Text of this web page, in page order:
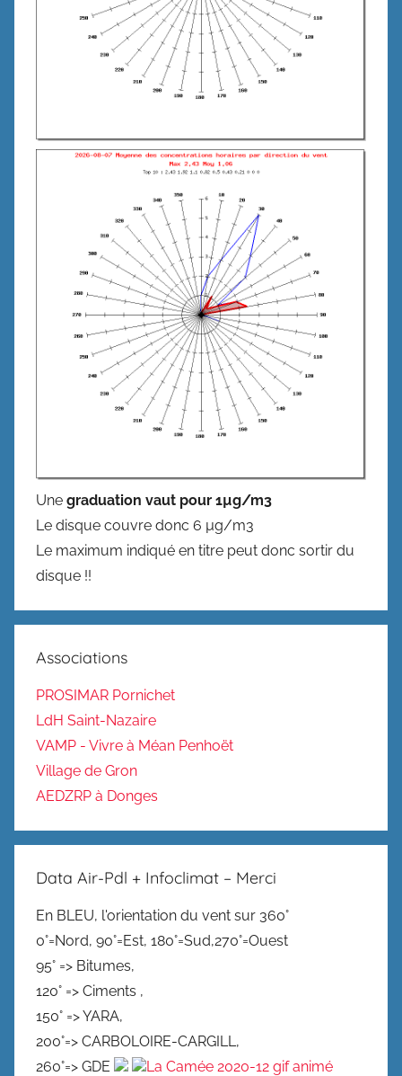
Une graduation vaut pour 1µg/m3
Le disque couvre donc 6 µg/m3
Le maximum indiqué en titre peut donc sortir du
disque !!
Associations
PROSIMAR Pornichet
LdH Saint-Nazaire
VAMP - Vivre à Méan Penhoët
Village de Gron
AEDZRP à Donges
Data Air-Pdl + Infoclimat – Merci
En BLEU, l'orientation du vent sur 360°
0°=Nord, 90°=Est, 180°=Sud,270°=Ouest
95° => Bitumes,
120° => Ciments ,
150° => YARA,
200°=> CARBOLOIRE-CARGILL,
260°=> GDE
La Camée 2020-12 gif animé